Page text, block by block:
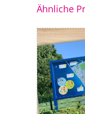
Ähnliche